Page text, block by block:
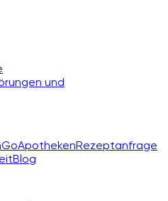
und
ApothekenRezeptanfrage
Blog